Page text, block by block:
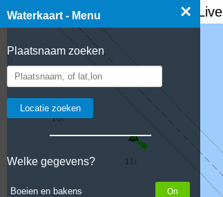
Waterkaart - Menu ×
Plaatsnaam zoeken
Welke gegevens?
Boeien en bakens
☰ Waterkaart van Nederland - Live